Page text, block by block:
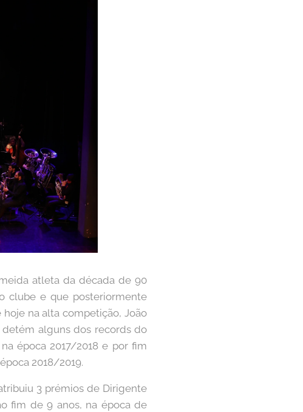
atleta da década de 90
clube e que posteriormente
na alta competição, João
detém alguns dos records do
época 2017/2018 e por fim
2018/2019.
3 prémios de Dirigente
fim de 9 anos, na época de